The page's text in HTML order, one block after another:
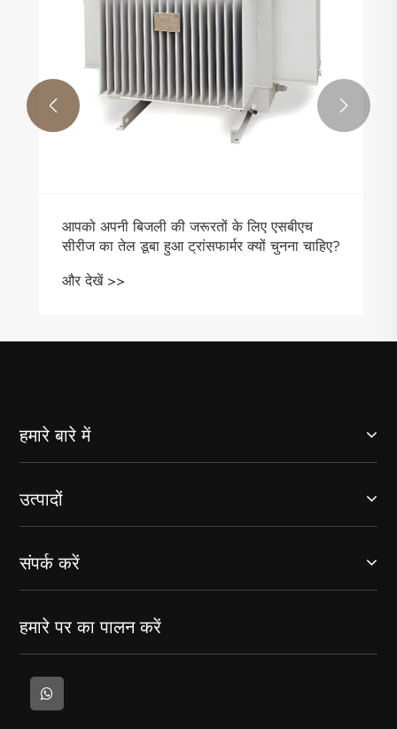
आपको अपनी बिजली की जरूरतों के लिए एसबीएच
सीरीज का तेल डूबा हुआ ट्रांसफार्मर क्यों चुनना चाहिए?
और देखें >>
 
हमारे बारे में
उत्पादों
संपर्क करें
हमारे पर का पालन करें